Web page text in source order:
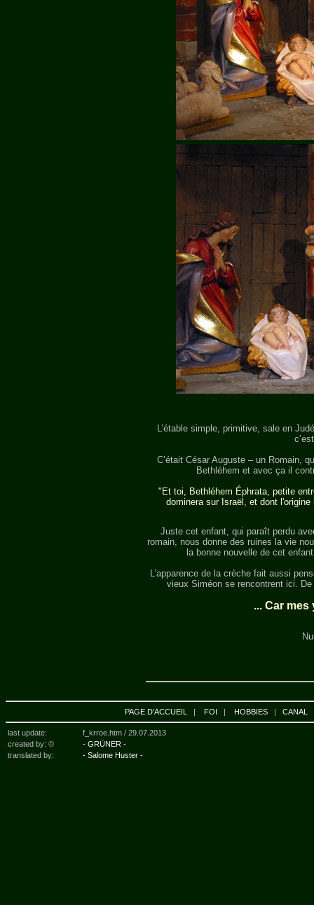
L’étable simple, primitive, sale en
C’était César Auguste – un Romain,
Bethléhem et avec ça il
"Et toi, Bethléhem Éphrata, petite
dominera sur Israël, et dont
Juste cet enfant, qui paraît perdu
romain, nous donne des ruines la vie
la bonne nouvelle de cet
L’apparence de la crèche fait aussi
vieux Siméon se rencontrent ici.
... Car
PAGE D’ACCUEIL | FOI | HOBBIES | CANAL
last update: f_krroe.htm / 29.07.2013
created by: ©
- GRÜNER -
translated by:
- Salome Huster -